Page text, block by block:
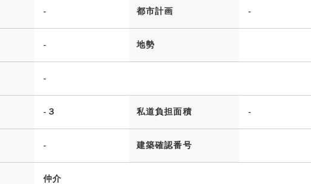
- 都市計画 -
- 地勢
-
-３ 私道負担面積 -
- 建築確認番号
仲介